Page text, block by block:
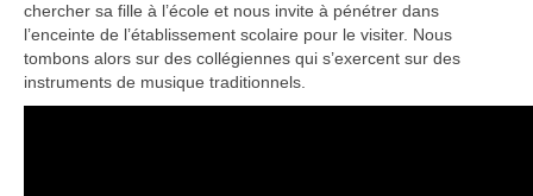
chercher sa fille à l’école et nous invite à pénétrer dans
l’enceinte de l’établissement scolaire pour le visiter. Nous
tombons alors sur des collégiennes qui s’exercent sur des
instruments de musique traditionnels.